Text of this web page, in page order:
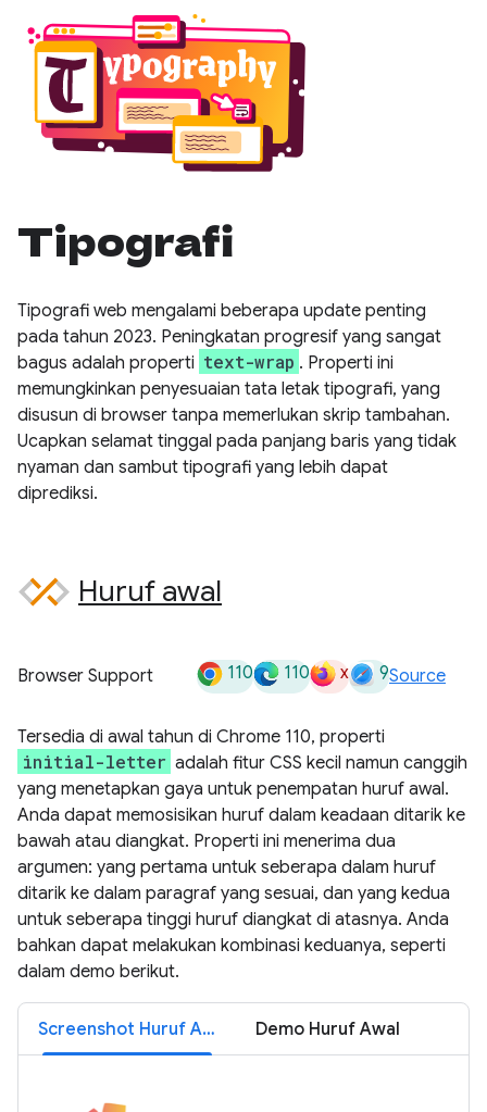
Tipografi
Tipografi web mengalami beberapa update penting
pada tahun 2023. Peningkatan progresif yang sangat
bagus adalah properti text-wrap . Properti ini
memungkinkan penyesuaian tata letak tipografi, yang
disusun di browser tanpa memerlukan skrip tambahan.
Ucapkan selamat tinggal pada panjang baris yang tidak
nyaman dan sambut tipografi yang lebih dapat
diprediksi.
Huruf awal
Browser Support 110 110 x 9Source
Tersedia di awal tahun di Chrome 110, properti
initial-letter adalah fitur CSS kecil namun canggih
yang menetapkan gaya untuk penempatan huruf awal.
Anda dapat memosisikan huruf dalam keadaan ditarik ke
bawah atau diangkat. Properti ini menerima dua
argumen: yang pertama untuk seberapa dalam huruf
ditarik ke dalam paragraf yang sesuai, dan yang kedua
untuk seberapa tinggi huruf diangkat di atasnya. Anda
bahkan dapat melakukan kombinasi keduanya, seperti
dalam demo berikut.
Screenshot Huruf Awal Demo Huruf Awal